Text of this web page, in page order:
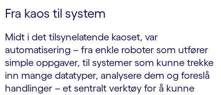
Fra kaos til system
Midt i det tilsynelatende kaoset, var
automatisering – fra enkle roboter som utfører
simple oppgaver, til systemer som kunne trekke
inn mange datatyper, analysere dem og foreslå
handlinger – et sentralt verktøy for å kunne